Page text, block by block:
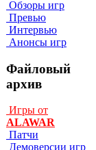
Обзоры игр
Превью
Интервью
Анонсы игр
Файловый
архив
Игры от
ALAWAR
Патчи
Демоверсии игр